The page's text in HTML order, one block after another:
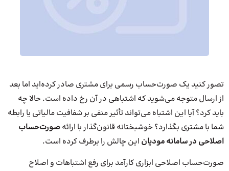
تصور کنید یک صورت‌حساب رسمی برای مشتری صادر کرده‌اید اما بعد
از ارسال متوجه می‌شوید که اشتباهی در آن رخ داده است. حالا چه
باید کرد؟ آیا این اشتباه می‌تواند تأثیر منفی بر شفافیت مالیاتی یا رابطه
شما با مشتری بگذارد؟ خوشبختانه قانون‌گذار با ارائهصورت‌حساب
اصلاحی در سامانه مودیان این چالش را برطرف کرده است.
صورت‌‎حساب اصلاحی ابزاری کارآمد برای رفع اشتباهات و اصلاح